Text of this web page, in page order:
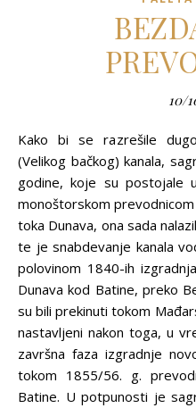
10/
Kako bi se razrešile dugogodišnje teškoće Francovog
(Velikog bačkog) kanala,
godine, koje su postojale
monoštorskom
toka Dunava, ona sada
te je snabdevanje kanala
polovinom 1840-ih
Dunava kod Batine, preko
su bili prekinuti tokom
nastavljeni nakon toga, u
završna faza izgradnje
tokom 1855/56. g.
Batine. U potpunosti je